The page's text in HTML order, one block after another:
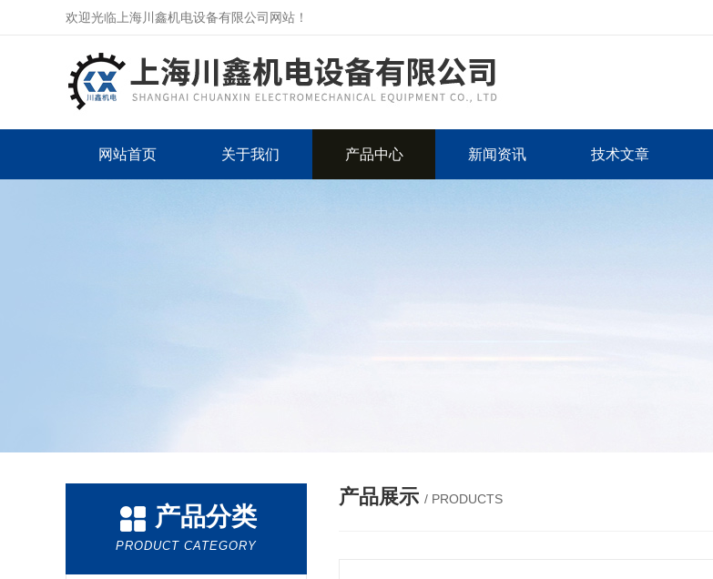
欢迎光临上海川鑫机电设备有限公司网站！
网站首页 关于我们 产品中心 新闻资讯 技术文章
产品分类
PRODUCT CATEGORY
产品展示 / PRODUCTS